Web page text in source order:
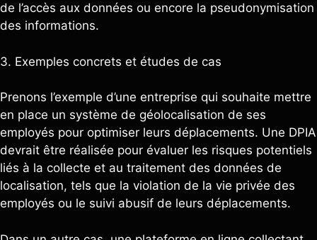
de l’accès aux données ou encore la pseudonymisation
des informations.
3. Exemples concrets et études de cas
Prenons l’exemple d’une entreprise qui souhaite mettre
en place un système de géolocalisation de ses
employés pour optimiser leurs déplacements. Une DPIA
devrait être réalisée pour évaluer les risques potentiels
liés à la collecte et au traitement des données de
localisation, tels que la violation de la vie privée des
employés ou le suivi abusif de leurs déplacements.